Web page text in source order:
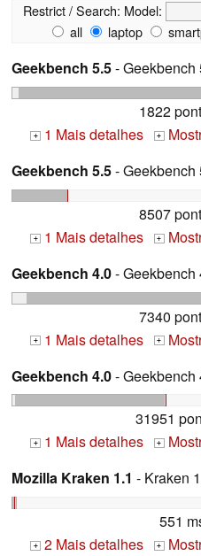
Restrict / Search: Model:
all
laptop
Geekbench 5.5- Geekbench
1822
+ 1 Mais detalhes +
Geekbench 5.5- Geekbench
8507
+ 1 Mais detalhes +
Geekbench 4.0-
7340
+ 1 Mais detalhes +
Geekbench 4.0- Geekbench
31951
+ 1 Mais detalhes +
Mozilla Kraken 1.1 - Kraken
551
+ 2 Mais detalhes +